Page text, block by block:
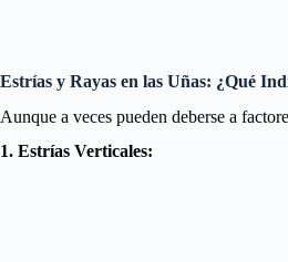
Estrías y Rayas en las Uñas: ¿Qué
Aunque a veces pueden deberse a
1. Estrías Verticales: